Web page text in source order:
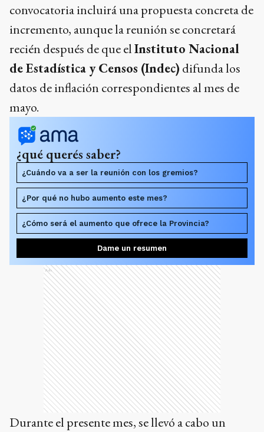
convocatoria incluirá una propuesta concreta de
incremento, aunque la reunión se concretará
recién después de que elInstituto Nacional
de Estadística y Censos (Indec) difunda los
datos de inflación correspondientes al mes de
mayo.
¿qué querés saber?
¿Cuándo va a ser la reunión con los gremios?
¿Por qué no hubo aumento este mes?
¿Cómo será el aumento que ofrece la Provincia?
Dame un resumen
Ads
Durante el presente mes, se llevó a cabo un